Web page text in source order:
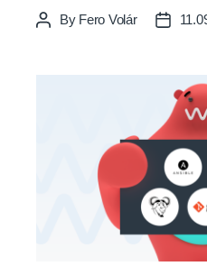
PostBy Fero Volár
Post